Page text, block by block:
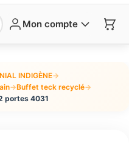
Mon compte
INDIGÈNE→
→Buffet teck recyclé→
portes 4031